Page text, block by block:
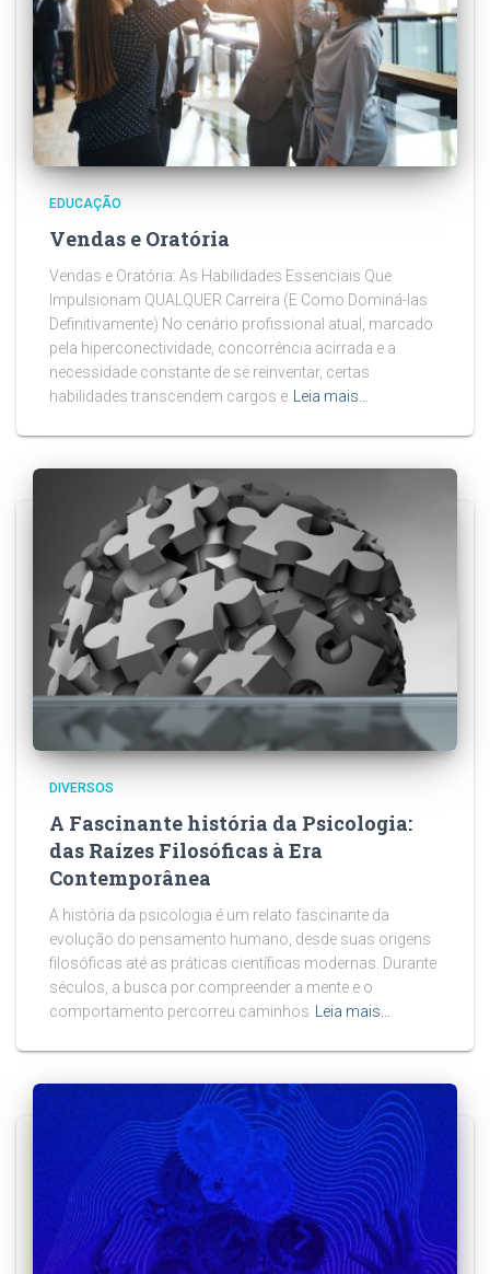
EDUCAÇÃO
Vendas e Oratória
Vendas e Oratória: As Habilidades Essenciais Que
Impulsionam QUALQUER Carreira (E Como Dominá-las
Definitivamente) No cenário profissional atual, marcado
pela hiperconectividade, concorrência acirrada e a
necessidade constante de se reinventar, certas
habilidades transcendem cargos e
Leia mais…
DIVERSOS
A Fascinante história da Psicologia:
das Raízes Filosóficas à Era
Contemporânea
A história da psicologia é um relato fascinante da
evolução do pensamento humano, desde suas origens
filosóficas até as práticas científicas modernas. Durante
séculos, a busca por compreender a mente e o
comportamento percorreu caminhos Leia mais…